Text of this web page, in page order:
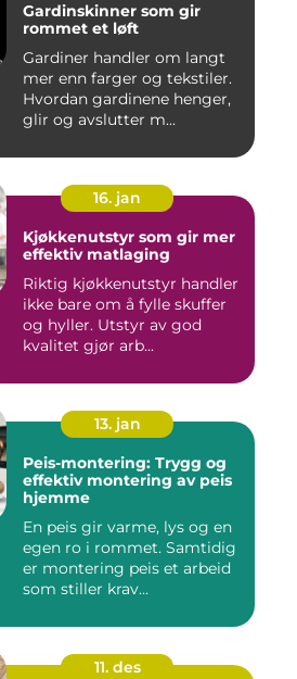
Gardinskinner som gir
rommet et løft
Gardiner handler om langt
mer enn farger og tekstiler.
Hvordan gardinene henger,
glir og avslutter m...
16. jan
Kjøkkenutstyr som gir mer
effektiv matlaging
Riktig kjøkkenutstyr handler
ikke bare om å fylle skuffer
og hyller. Utstyr av god
kvalitet gjør arb...
13. jan
Peis-montering: Trygg og
effektiv montering av peis
hjemme
En peis gir varme, lys og en
egen ro i rommet. Samtidig
er montering peis et arbeid
som stiller krav...
11. des